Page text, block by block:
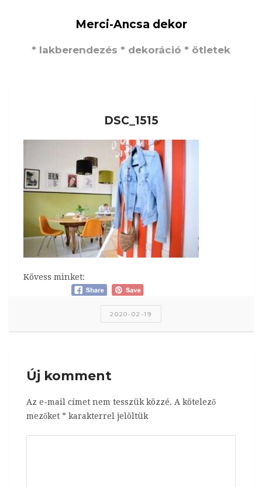
Merci-Ancsa dekor
* lakberendezés * dekoráció * ötletek
DSC_1515
Kövess minket:
2020-02-19
Új komment
Az e-mail címet nem tesszük közzé. A kötelező
mezőket * karakterrel jelöltük